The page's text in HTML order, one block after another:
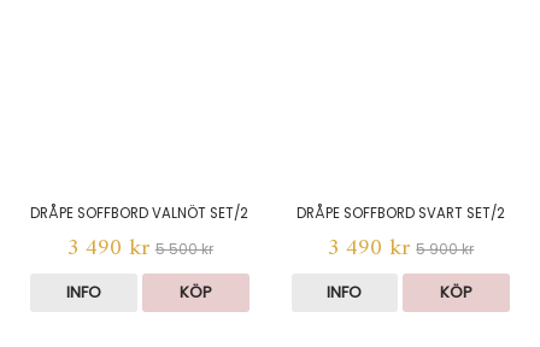
DRÅPE SOFFBORD VALNÖT SET/2
3 490 kr 5 500 kr
INFO KÖP
DRÅPE SOFFBORD SVART SET/2
3 490 kr 5 900 kr
INFO KÖP